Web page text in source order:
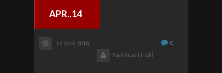
APR..14
14. April 2018
0
Karl Krzeminski